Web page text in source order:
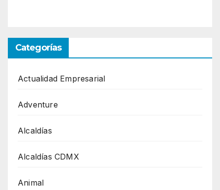
Categorías
Actualidad Empresarial
Adventure
Alcaldías
Alcaldías CDMX
Animal